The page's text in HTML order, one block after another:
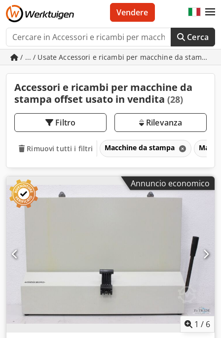
Cerca
Vendere
/ ... / Usate Accessori e ricambi per macchine da stampa
Accessori e ricambi per macchine da
stampa offset usato in vendita (28)
Filtro Rilevanza
Rimuovi tutti i filtri Macchine da stampa
Annuncio economico
1 / 6